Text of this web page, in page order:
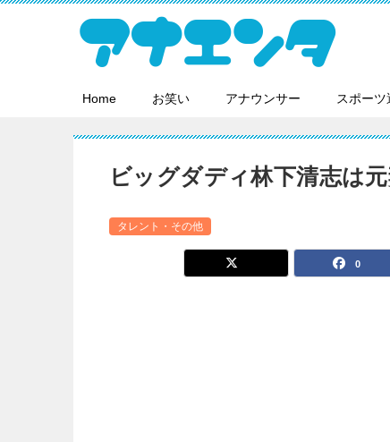
Home お笑い アナウンサー スポーツ
ビッグダディ林下清志は
タレント・その他
0